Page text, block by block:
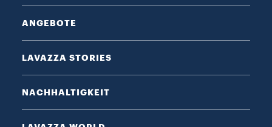
ANGEBOTE
LAVAZZA STORIES
NACHHALTIGKEIT